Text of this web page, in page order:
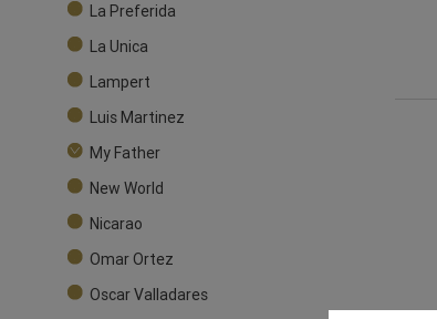
La Preferida
La Unica
Lampert
Luis Martinez
My Father
New World
Nicarao
Omar Ortez
Oscar Valladares